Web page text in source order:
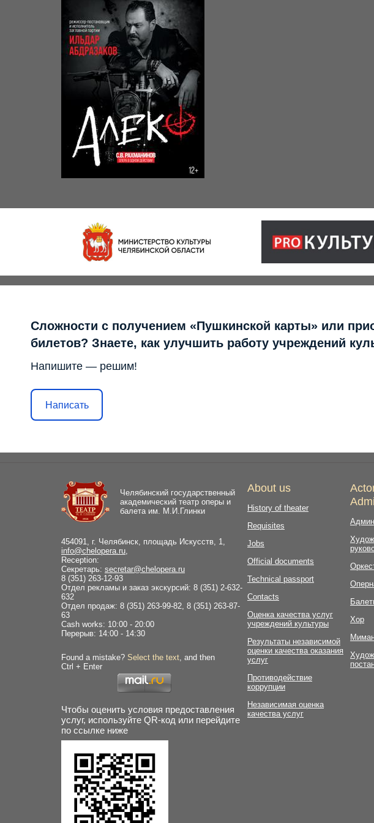
Сложности с получением «Пушкинской карты» или
билетов? Знаете, как улучшить работу учреждений
Напишите — решим!
Написать
Челябинский государственный
академический театр оперы и
балета им. М.И.Глинки
454091, г. Челябинск, площадь Искусств, 1,
info@chelopera.ru,
Reception:
Секретарь: secretar@chelopera.ru
8 (351) 263-12-93
Отдел рекламы и заказ экскурсий: 8 (351) 2-632-
632
Отдел продаж: 8 (351) 263-99-82, 8 (351) 263-87-
63
Cash works: 10:00 - 20:00
Перерыв: 14:00 - 14:30
Found a mistake? Select the text, and then
Ctrl + Enter
Чтобы оценить условия предоставления
услуг, используйте QR-код или перейдите
по ссылке ниже
About us
History of theater
Requisites
Jobs
Official documents
Technical passport
Contacts
Оценка качества услуг
учреждений культуры
Результаты независимой
оценки качества оказания
услуг
Противодействие
коррупции
Независимая оценка
качества услуг
Хор